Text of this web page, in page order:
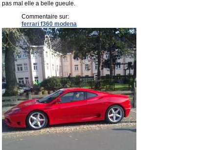
pas mal elle a belle gueule.
Commentaire sur:
ferrari f360 modena